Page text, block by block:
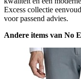
Excess collectie
voor passend advies.
Andere items van No